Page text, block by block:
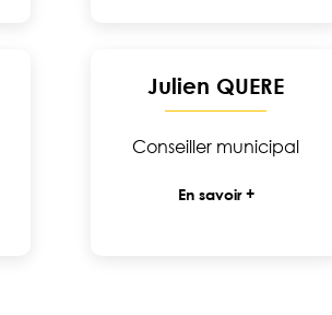
Julien QUERE
Conseiller municipal
En savoir +